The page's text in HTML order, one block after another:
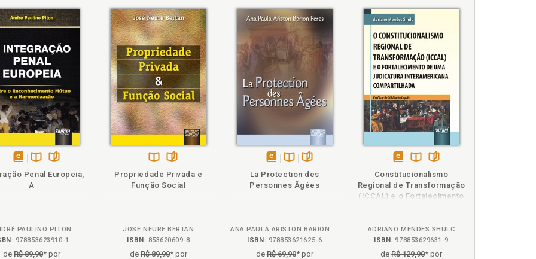
na
Penal Europeia,
A
PAULINO PITON
978853623910-1
de R$ 89,90* por
na
B.V.
Propriedade Privada e
Função Social
JOSÉ NEURE BERTAN
ISBN: 853620609-8
de R$ 89,90* por
La Protection des
Personnes Âgées
ANA PAULA ARISTON BARION PERES
ISBN: 978853621625-6
deR$ 69,90* por
em
eBookB.V.
Folheie
Constitucionalismo
Regional de Transformação
(ICCAL) e o Fortalecimento
Compartilhada, O
ADRIANO MENDES SHULC
ISBN: 978853629631-9
deR$ 129,90* por